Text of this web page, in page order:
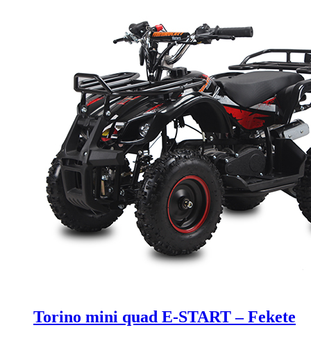
Torino mini quad E-START – Fekete